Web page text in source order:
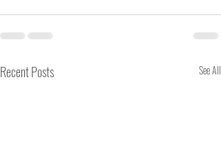
Recent Posts See All